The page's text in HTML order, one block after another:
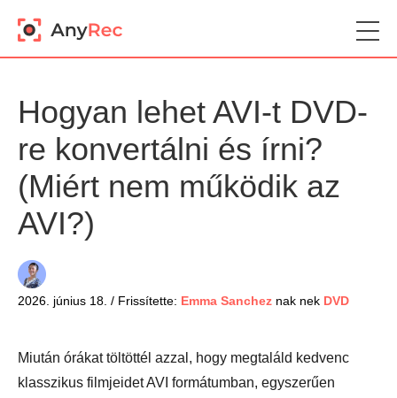
Hogyan lehet AVI-t DVD-
re konvertálni és írni?
(Miért nem működik az
AVI?)
2026. június 18. / Frissítette: Emma Sanchez nak nek DVD
Miután órákat töltöttél azzal, hogy megtaláld kedvenc
klasszikus filmjeidet AVI formátumban, egyszerűen